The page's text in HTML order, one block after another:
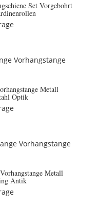
Set Vorgebohrt
Metall
Optik
Metall
Antik